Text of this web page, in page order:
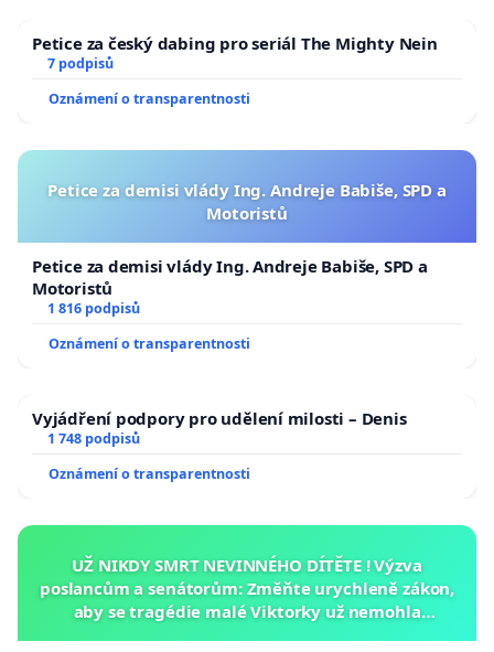
Petice za český dabing pro seriál The Mighty Nein
7 podpisů
Oznámení o transparentnosti
Petice za demisi vlády Ing. Andreje Babiše, SPD a
Motoristů
Petice za demisi vlády Ing. Andreje Babiše, SPD a
Motoristů
1 816 podpisů
Oznámení o transparentnosti
Vyjádření podpory pro udělení milosti – Denis
1 748 podpisů
Oznámení o transparentnosti
UŽ NIKDY SMRT NEVINNÉHO DÍTĚTE ! Výzva
poslancům a senátorům: Změňte urychleně zákon,
aby se tragédie malé Viktorky už nemohla